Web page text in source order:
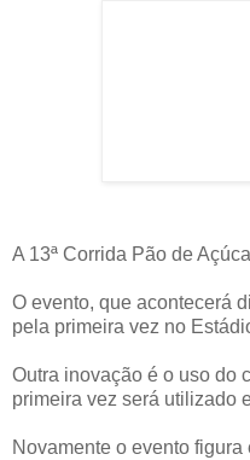
A 13ª Corrida Pão de
O evento, que acontecerá
pela primeira vez no
Outra inovação é o uso do
primeira vez será utilizado
Novamente o evento